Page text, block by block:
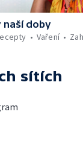
naší doby
Vaření
sítích